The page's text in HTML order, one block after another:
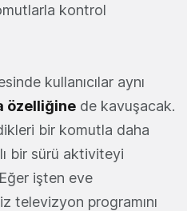
kontrol
kullanıcılar aynı
özelliğine de kavuşacak.
bir komutla daha
bir sürü aktiviteyi
işten eve
televizyon programını